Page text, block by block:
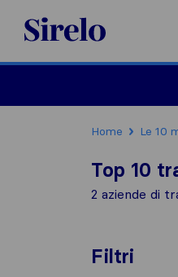
Sirelo.it
Home Le 10
Top 10
2 aziende di
Filtri